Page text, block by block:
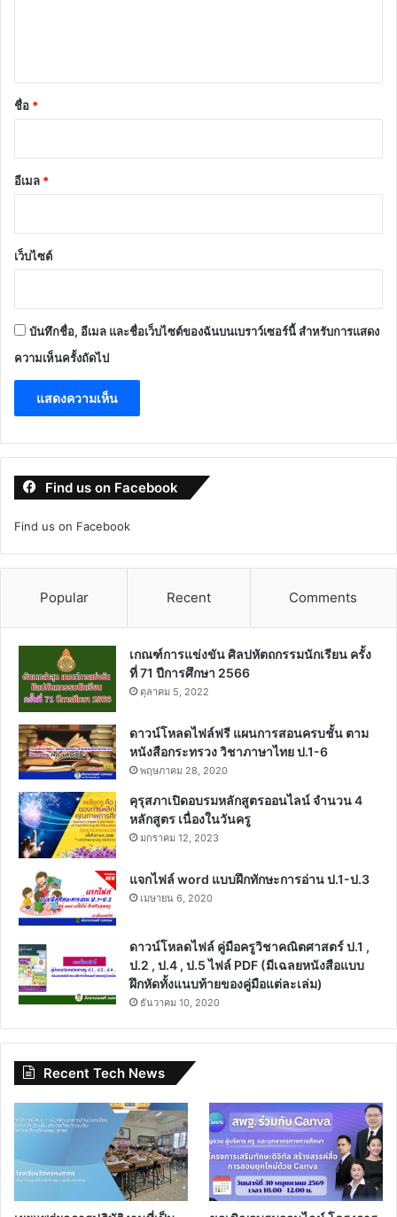
*
ชื่อ *
อีเมล *
เว็บไซต์
บันทึกชื่อ, อีเมล และชื่อเว็บไซต์ของฉันบนเบราว์เซอร์นี้ สำหรับการแสดง
ความเห็นครั้งถัดไป
Find us on Facebook
Find us on Facebook
Popular Recent Comments
เกณฑ์การแข่งขัน ศิลปหัตถกรรมนักเรียน ครั้ง
ที่ 71 ปีการศึกษา 2566
ตุลาคม 5, 2022
ดาวน์โหลดไฟล์ฟรี แผนการสอนครบชั้น ตาม
หนังสือกระทรวง วิชาภาษาไทย ป.1-6
พฤษภาคม 28, 2020
คุรุสภาเปิดอบรมหลักสูตรออนไลน์ จำนวน 4
หลักสูตร เนื่องในวันครู
มกราคม 12, 2023
แจกไฟล์ word แบบฝึกทักษะการอ่าน ป.1-ป.3
เมษายน 6, 2020
ดาวน์โหลดไฟล์ คู่มือครูวิชาคณิตศาสตร์ ป.1 ,
ป.2 , ป.4 , ป.5 ไฟล์ PDF (มีเฉลยหนังสือแบบ
ฝึกหัดทั้งแนบท้ายของคู่มือแต่ละเล่ม)
ธันวาคม 10, 2020
Recent Tech News